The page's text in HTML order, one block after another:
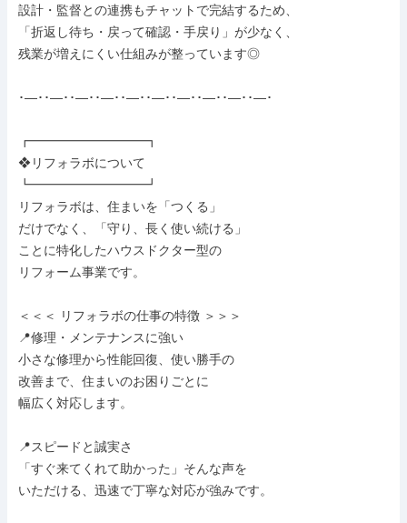
設計・監督との連携もチャットで完結するため、
「折返し待ち・戻って確認・手戻り」が少なく、
残業が増えにくい仕組みが整っています◎
･―･･―･･―･･―･･―･･―･･―･･―･･―･･―･
┏━━━━━━━━━┓
❖リフォラボについて
┗━━━━━━━━━┛
リフォラボは、住まいを「つくる」
だけでなく、「守り、長く使い続ける」
ことに特化したハウスドクター型の
リフォーム事業です。
＜＜＜ リフォラボの仕事の特徴 ＞＞＞
📍修理・メンテナンスに強い
小さな修理から性能回復、使い勝手の
改善まで、住まいのお困りごとに
幅広く対応します。
📍スピードと誠実さ
「すぐ来てくれて助かった」そんな声を
いただける、迅速で丁寧な対応が強みです。